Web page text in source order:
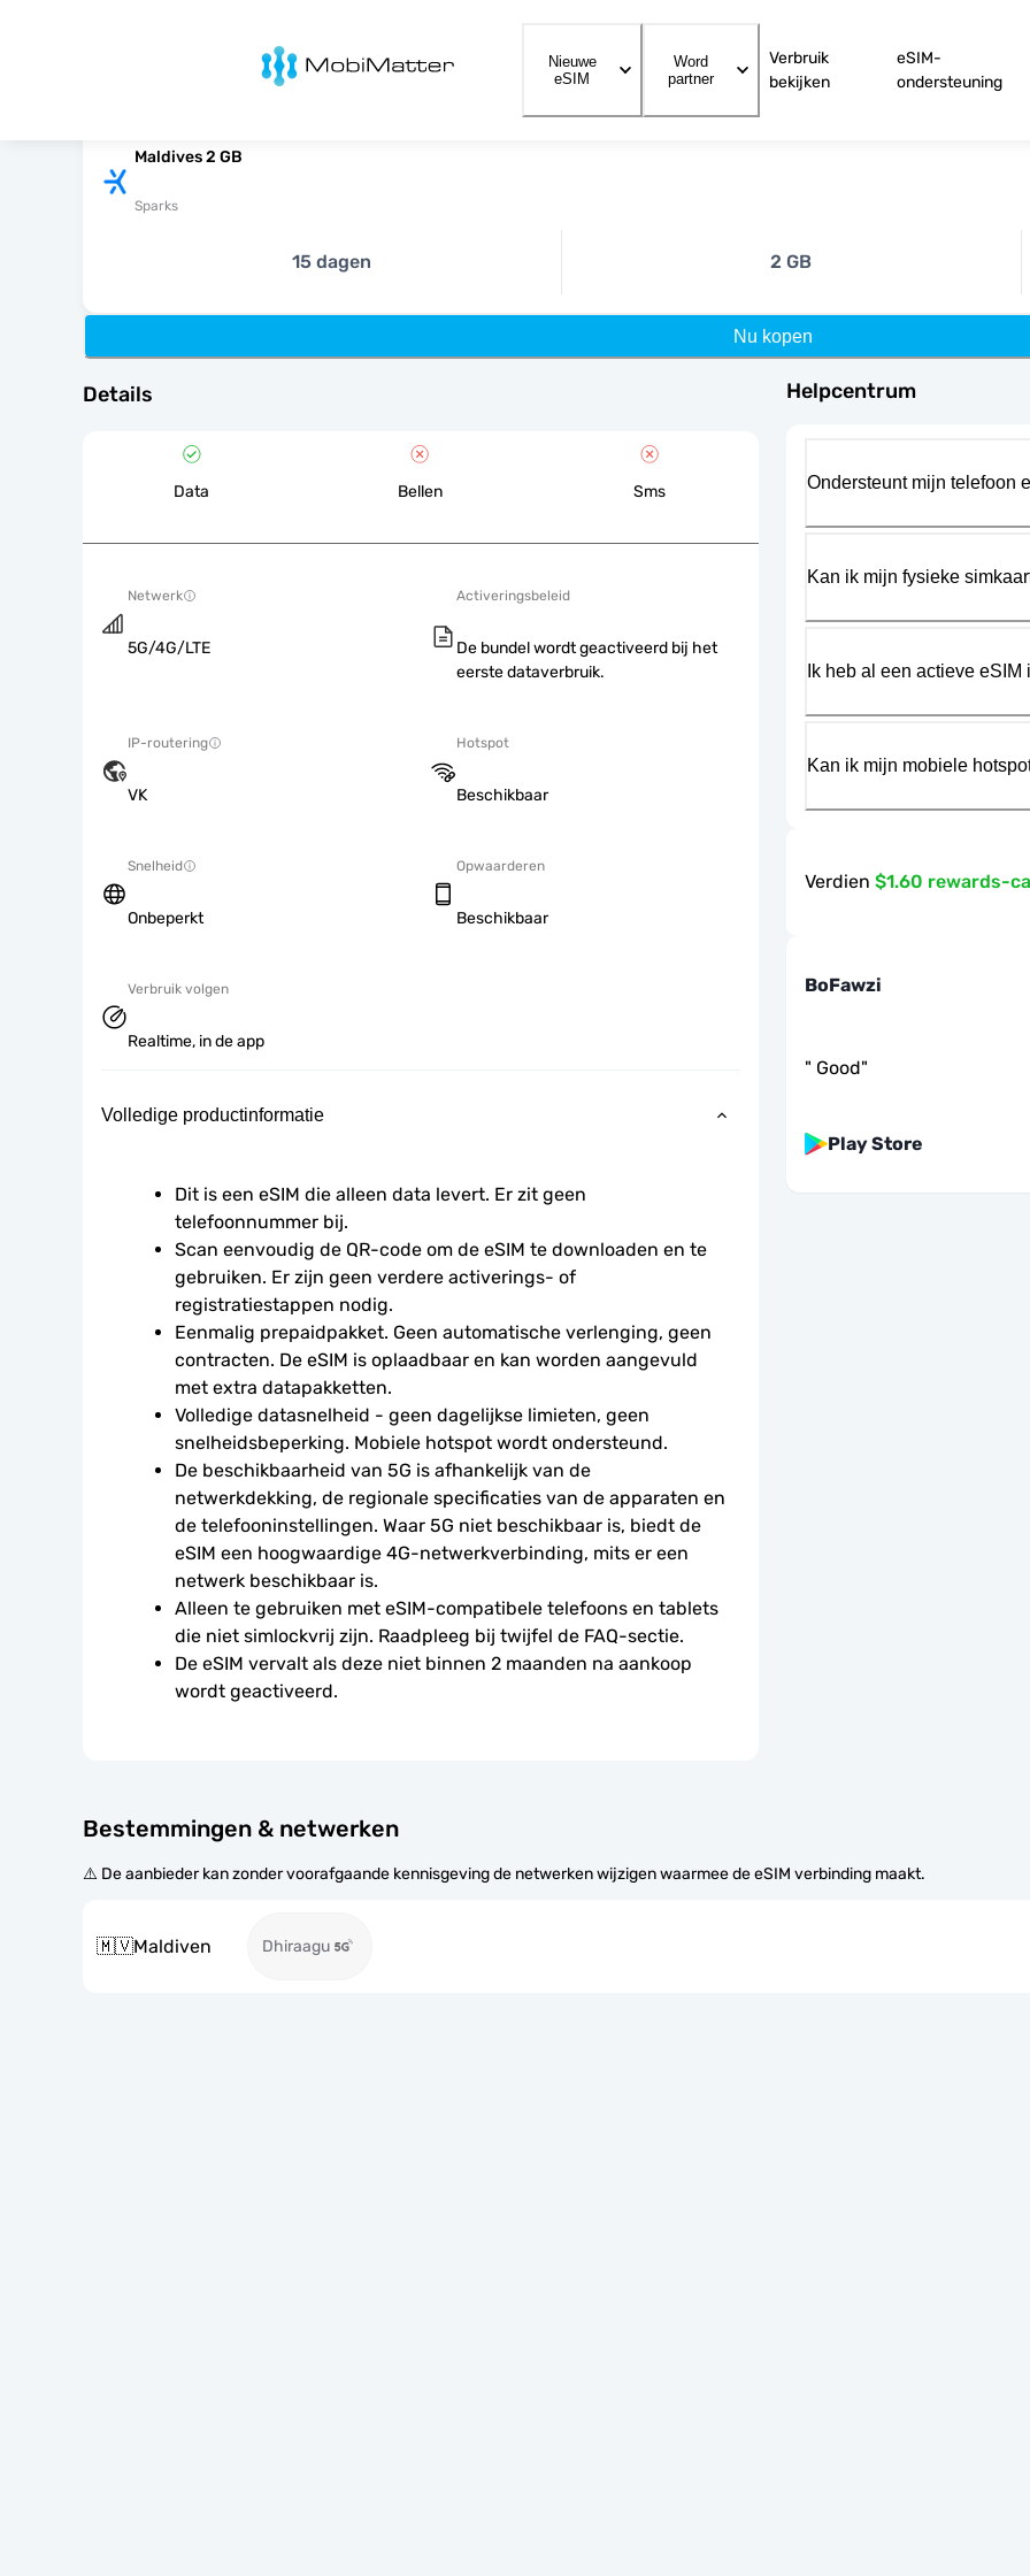
MobiMatter
Nieuwe
eSIM
Word
partner
Verbruik
bekijken
eSIM-
ondersteuning
Maldives 2 GB
Sparks
15 dagen 2 GB
Nu kopen
Details
Data Bellen Sms
Netwerk
5G/4G/LTE
Activeringsbeleid
De bundel wordt geactiveerd bij het
eerste dataverbruik.
IP-routering
VK
Hotspot
Beschikbaar
Snelheid
Onbeperkt
Opwaarderen
Beschikbaar
Verbruik volgen
Realtime, in de app
Volledige productinformatie
Dit is een eSIM die alleen data levert. Er zit geen
telefoonnummer bij.
Scan eenvoudig de QR-code om de eSIM te downloaden en te
gebruiken. Er zijn geen verdere activerings- of
registratiestappen nodig.
Eenmalig prepaidpakket. Geen automatische verlenging, geen
contracten. De eSIM is oplaadbaar en kan worden aangevuld
met extra datapakketten.
Volledige datasnelheid - geen dagelijkse limieten, geen
snelheidsbeperking. Mobiele hotspot wordt ondersteund.
De beschikbaarheid van 5G is afhankelijk van de
netwerkdekking, de regionale specificaties van de apparaten en
de telefooninstellingen. Waar 5G niet beschikbaar is, biedt de
eSIM een hoogwaardige 4G-netwerkverbinding, mits er een
netwerk beschikbaar is.
Alleen te gebruiken met eSIM-compatibele telefoons en tablets
die niet simlockvrij zijn. Raadpleeg bij twijfel de FAQ-sectie.
De eSIM vervalt als deze niet binnen 2 maanden na aankoop
wordt geactiveerd.
Bestemmingen & netwerken
⚠️ De aanbieder kan zonder voorafgaande kennisgeving de netwerken wijzigen waarmee de eSIM verbinding maakt.
🇲🇻Maldiven Dhiraagu
Helpcentrum
Ondersteunt mijn telefoon
Kan ik mijn fysieke
Ik heb al een actieve
Kan ik mijn mobiele
Verdien $1.60 rewards-
BoFawzi
" Good"
Play Store